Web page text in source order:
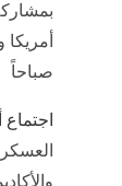
صباحاً